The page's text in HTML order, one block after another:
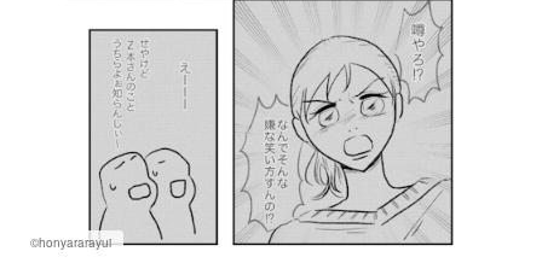
©honyararayui